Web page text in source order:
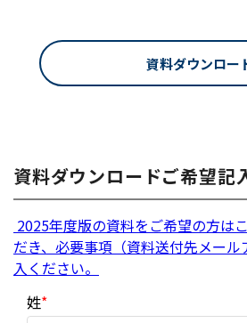
資料ダウンロー
資料ダウンロードご希望記
2025年度版の資料をご希望の方は
だき、必要事項（資料送付先メー
入ください。